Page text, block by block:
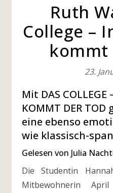
Ruth
College –
kommt
23.
Mit DAS COLLEGE
KOMMT DER
eine ebenso
wie klassisch-
Gelesen von Julia
Die Studentin Hannah Jones entdeckt ihre
Mitbewohnerin